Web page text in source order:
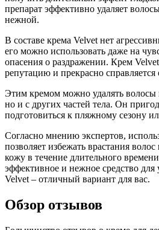
препарат эффективно удаляет
нежной.
В составе крема Velvet нет
его можно использовать даже на
опасения о раздражении. Крем
репутацию и прекрасно справляется
Этим кремом можно удалять волосы
но и с других частей тела. Он
подготовиться к пляжному сезону
Согласно мнению экспертов,
позволяет избежать врастания
кожу в течение длительного
эффективное и нежное средство для
Velvet – отличный вариант для вас.
Обзор отзывов